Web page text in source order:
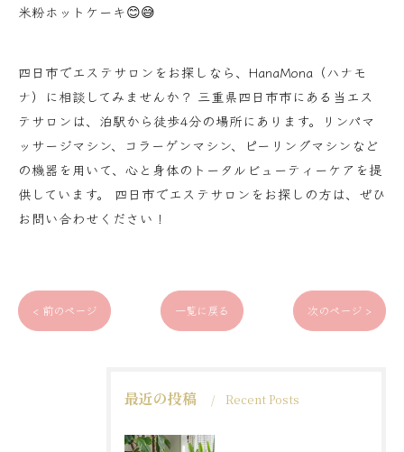
米粉ホットケーキ😊😅
四日市でエステサロンをお探しなら、HanaMona（ハナモ
ナ）に相談してみませんか？ 三重県四日市市にある当エス
テサロンは、泊駅から徒歩4分の場所にあります。リンパマ
ッサージマシン、コラーゲンマシン、ピーリングマシンなど
の機器を用いて、心と身体のトータルビューティーケアを提
供しています。 四日市でエステサロンをお探しの方は、ぜひ
お問い合わせください！
< 前のページ 一覧に戻る 次のページ >
最近の投稿 Recent Posts